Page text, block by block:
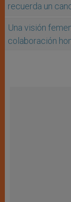
recuerda un
Una visión
colaboración